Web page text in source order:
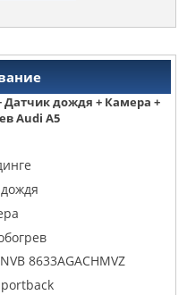
Датчик дождя + Камера +
Audi A5
8633AGACHMVZ